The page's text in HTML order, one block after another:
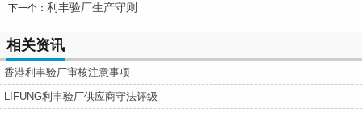
下一个： 利丰验厂生产守则
相关资讯
香港利丰验厂审核注意事项
LIFUNG利丰验厂供应商守法评级